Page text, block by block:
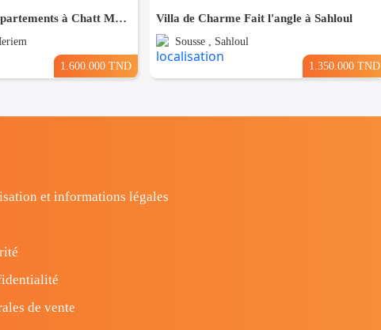
Résidence de 7 Appartements à Chatt Mariem prés de la Mer
1.600.000 TND
Villa de Charme Fait l'angle à Sahloul
Sousse , Sahloul
1.350.000 TND
et informations légales
de vente